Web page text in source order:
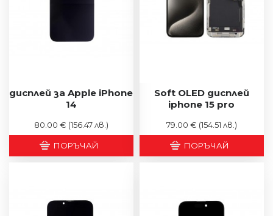
дисплей за Apple iPhone
14
80.00 € (156.47 лв.)
ПОРЪЧАЙ
Soft OLED дисплей
iphone 15 pro
79.00 € (154.51 лв.)
ПОРЪЧАЙ